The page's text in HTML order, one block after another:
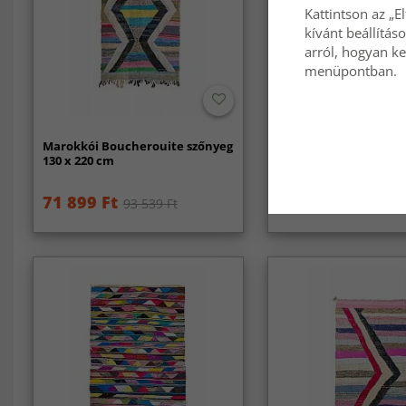
Marokkói Boucherouite szőnyeg
130 x 220 cm
71 899 Ft 93 539 Ft
Marokkói
Kattintson az
kívánt
arról, hogyan
menüpontban.